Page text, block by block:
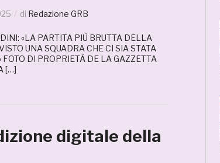
di Redazione GRB
«LA PARTITA PIÙ BRUTTA DELLA
UNA SQUADRA CHE CI SIA STATA
DI PROPRIETÀ DE LA GAZZETTA
[…]
digitale della